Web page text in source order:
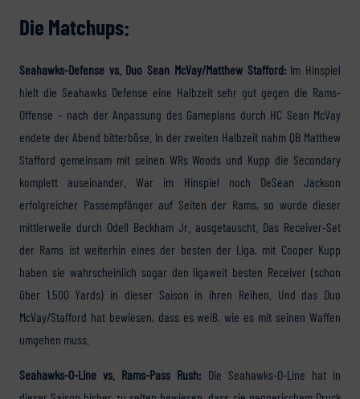
Die Matchups:
Seahawks-Defense vs. Duo Sean McVay/Matthew Stafford:Im Hinspiel
hielt die Seahawks Defense eine Halbzeit sehr gut gegen die Rams-
Offense – nach der Anpassung des Gameplans durch HC Sean McVay
endete der Abend bitterböse. In der zweiten Halbzeit nahm QB Matthew
Stafford gemeinsam mit seinen WRs Woods und Kupp die Secondary
komplett auseinander. War im Hinspiel noch DeSean Jackson
erfolgreicher Passempfänger auf Seiten der Rams, so wurde dieser
mittlerweile durch Odell Beckham Jr. ausgetauscht. Das Receiver-Set
der Rams ist weiterhin eines der besten der Liga, mit Cooper Kupp
haben sie wahrscheinlich sogar den ligaweit besten Receiver (schon
über 1.500 Yards) in dieser Saison in ihren Reihen. Und das Duo
McVay/Stafford hat bewiesen, dass es weiß, wie es mit seinen Waffen
umgehen muss.
Seahawks-O-Line vs. Rams-Pass Rush: Die Seahawks-O-Line hat in